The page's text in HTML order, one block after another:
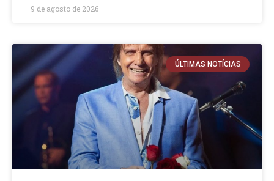
9 de agosto de 2026
ÚLTIMAS NOTÍCIAS